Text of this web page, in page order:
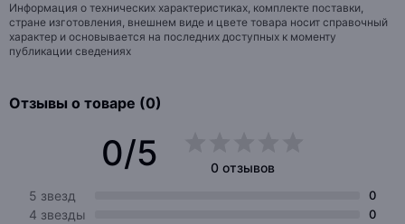
Информация о технических характеристиках, комплекте поставки,
стране изготовления, внешнем виде и цвете товара носит справочный
характер и основывается на последних доступных к моменту
публикации сведениях
Отзывы о товаре (0)
0/5
0 отзывов
5 звезд
0
4 звезды 0